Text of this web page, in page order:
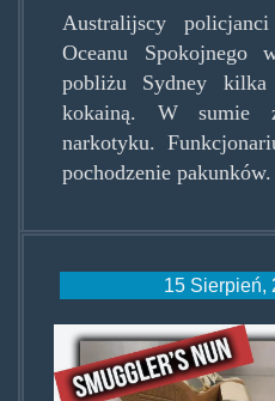
Australijscy
Oceanu Spokojnego
pobliżu Sydney kilka
kokainą. W sumie
narkotyku.
pochodzenie pakunków.
15 Sierpień,